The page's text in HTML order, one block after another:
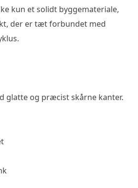
kun et solidt byggemateriale,
der er tæt forbundet med
glatte og præcist skårne kanter.